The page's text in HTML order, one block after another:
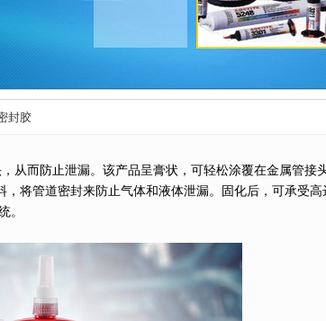
封胶
从而防止泄漏。该产品呈膏状，可轻松涂覆在金属管接
将管道密封来防止气体和液体泄漏。固化后，可承受高
。